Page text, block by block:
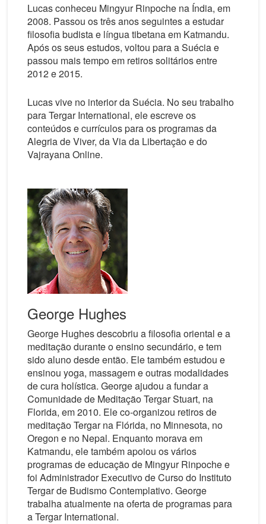
Lucas conheceu Mingyur Rinpoche na Índia, em
2008. Passou os três anos seguintes a estudar
filosofia budista e língua tibetana em Katmandu.
Após os seus estudos, voltou para a Suécia e
passou mais tempo em retiros solitários entre
2012 e 2015.
Lucas vive no interior da Suécia. No seu trabalho
para Tergar International, ele escreve os
conteúdos e currículos para os programas da
Alegria de Viver, da Via da Libertação e do
Vajrayana Online.
George Hughes
George Hughes descobriu a filosofia oriental e a
meditação durante o ensino secundário, e tem
sido aluno desde então. Ele também estudou e
ensinou yoga, massagem e outras modalidades
de cura holística. George ajudou a fundar a
Comunidade de Meditação Tergar Stuart, na
Florida, em 2010. Ele co-organizou retiros de
meditação Tergar na Flórida, no Minnesota, no
Oregon e no Nepal. Enquanto morava em
Katmandu, ele também apoiou os vários
programas de educação de Mingyur Rinpoche e
foi Administrador Executivo de Curso do Instituto
Tergar de Budismo Contemplativo. George
trabalha atualmente na oferta de programas para
a Tergar International.